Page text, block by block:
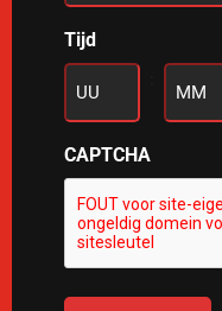
DD
slash
JJJJ
Tijd
CAPTCHA